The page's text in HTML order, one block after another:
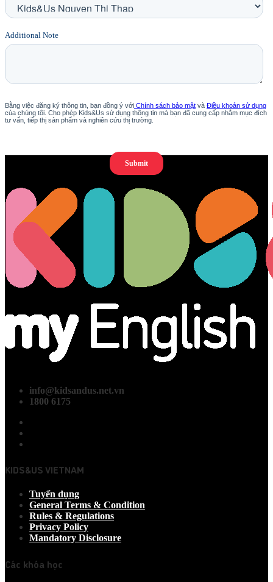
info@kidsandus.net.vn
1800 6175
KIDS&US VIETNAM
Tuyển dụng
General Terms & Condition
Rules & Regulations
Privacy Policy
Mandatory Disclosure
Các khóa học